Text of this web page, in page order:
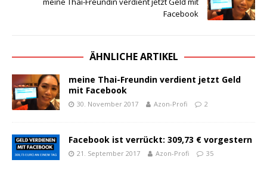
Facebook
ÄHNLICHE ARTIKEL
meine Thai-Freundin verdient jetzt Geld
mit Facebook
30. November 2017 Azon-Profi 2
Facebook ist verrückt: 309,73 € vorgestern
21. September 2017 Azon-Profi 35